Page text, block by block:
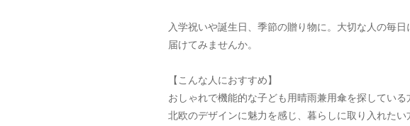
入学祝いや誕生日、季節の贈り物に。大切な人の毎
届けてみませんか。
【こんな人におすすめ】
おしゃれで機能的な子ども用晴雨兼用傘を探している
北欧のデザインに魅力を感じ、暮らしに取り入れたい